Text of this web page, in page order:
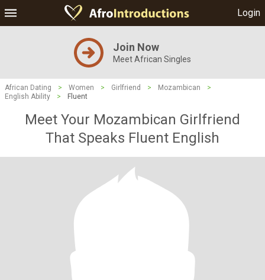
Login
Join Now
Meet African Singles
African Dating > Women > Girlfriend > Mozambican
>
English Ability
> Fluent
Meet Your Mozambican Girlfriend
That Speaks Fluent English